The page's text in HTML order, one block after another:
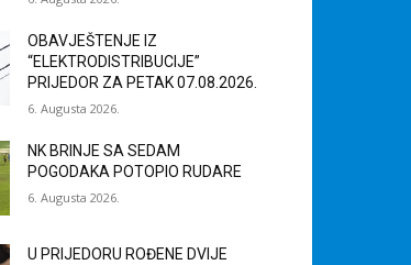
OBAVJEŠTENJE IZ
“ELEKTRODISTRIBUCIJE”
PRIJEDOR ZA PETAK 07.08.2026.
6. Augusta 2026.
NK BRINJE SA SEDAM
POGODAKA POTOPIO RUDARE
6. Augusta 2026.
U PRIJEDORU ROĐENE DVIJE